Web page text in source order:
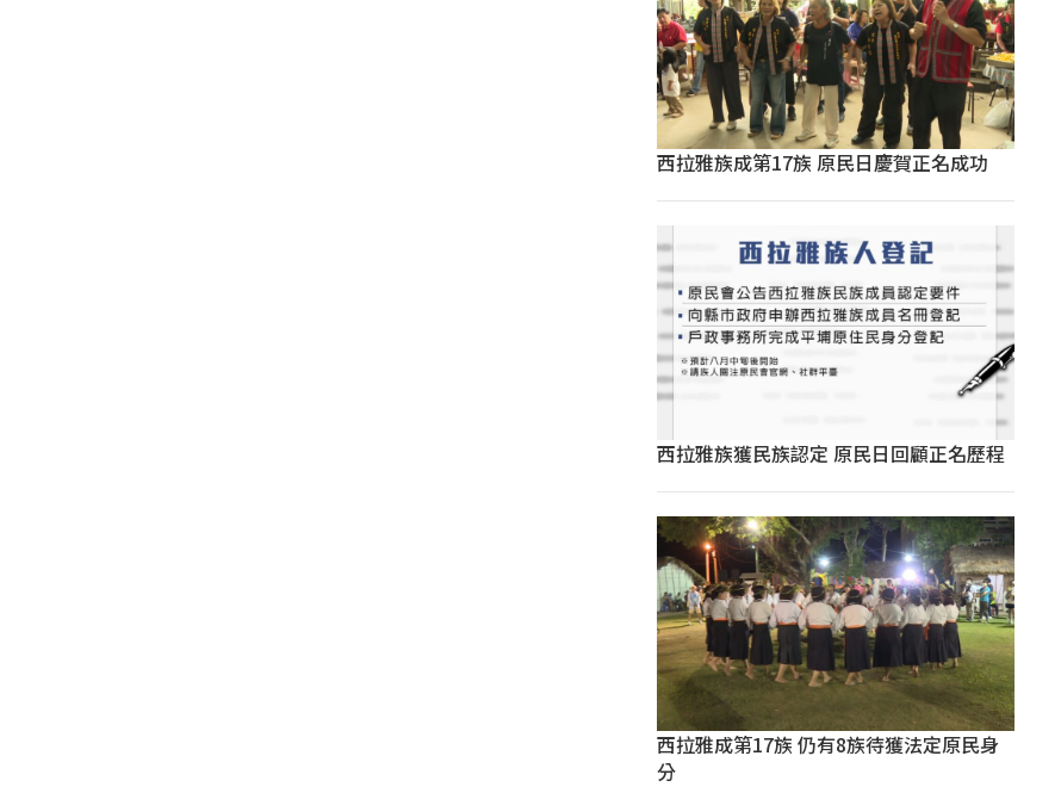
西拉雅族成第17族 原民日慶賀正名成功
西拉雅族獲民族認定 原民日回顧正名歷程
西拉雅成第17族 仍有8族待獲法定原民身
分